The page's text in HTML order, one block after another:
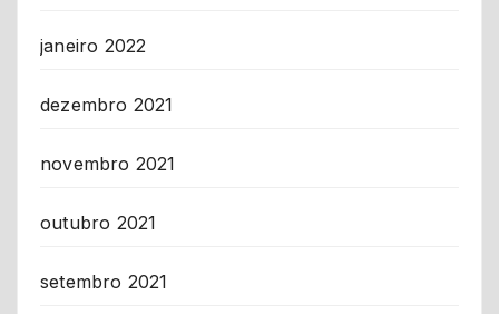
janeiro 2022
dezembro 2021
novembro 2021
outubro 2021
setembro 2021